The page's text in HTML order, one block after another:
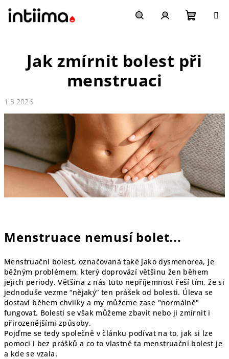
obsah
košík
Jak zmírnit bolest při
menstruaci
1.3.2026
Menstruace nemusí bolet...
Menstruační bolest, označovaná také jako dysmenorea, je
běžným problémem, který doprovází většinu žen během
jejich periody. Většina z nás tuto nepříjemnost řeší tím, že si
jednoduše vezme “nějaký” ten prášek od bolesti. Úleva se
dostaví během chvilky a my můžeme zase "normálně"
fungovat. Bolesti se však můžeme zbavit nebo ji zmírnit i
přirozenějšími způsoby.
Pojďme se tedy společně v článku podívat na to, jak si lze
pomoci i bez prášků a co to vlastně ta menstruační bolest je
a kde se vzala.